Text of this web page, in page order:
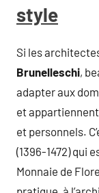
style
Si les
Brunelleschi,
adapter aux
et
et personnels.
(1396-1472) qui
Monnaie de